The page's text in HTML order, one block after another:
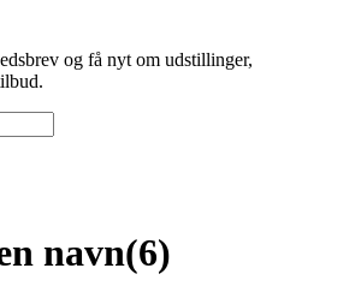
og få nyt om udstillinger,
navn(6)